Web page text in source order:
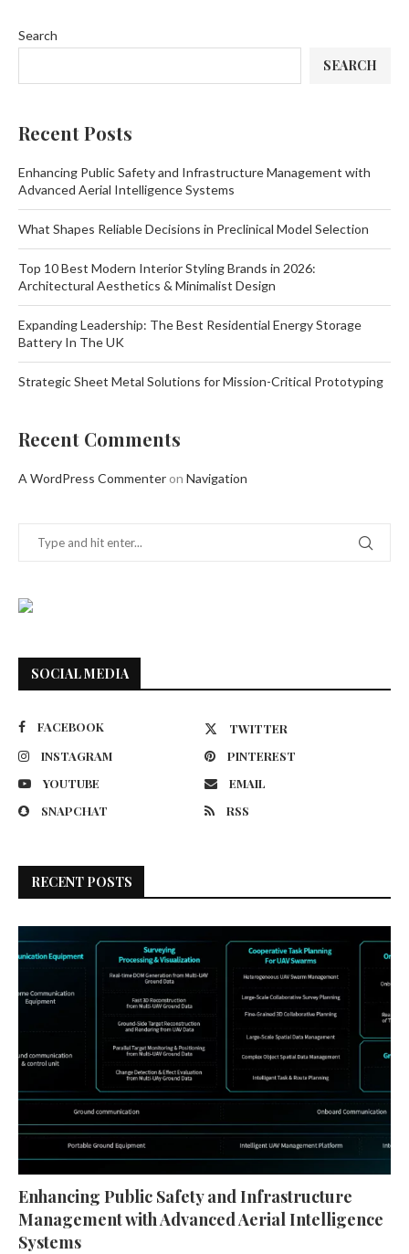
Search
SEARCH
Recent Posts
Enhancing Public Safety and Infrastructure Management with
Advanced Aerial Intelligence Systems
What Shapes Reliable Decisions in Preclinical Model Selection
Top 10 Best Modern Interior Styling Brands in 2026:
Architectural Aesthetics & Minimalist Design
Expanding Leadership: The Best Residential Energy Storage
Battery In The UK
Strategic Sheet Metal Solutions for Mission-Critical Prototyping
Recent Comments
A WordPress Commenter on Navigation
SOCIAL MEDIA
FACEBOOK
TWITTER
INSTAGRAM
PINTEREST
YOUTUBE
EMAIL
SNAPCHAT
RSS
RECENT POSTS
Enhancing Public Safety and Infrastructure
Management with Advanced Aerial Intelligence
Systems